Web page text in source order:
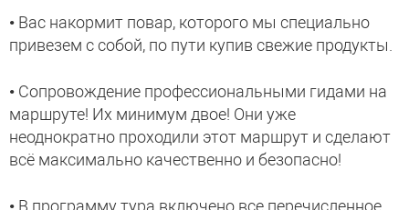
• Вас накормит повар, которого мы специально
привезем с собой, по пути купив свежие продукты.
• Сопровождение профессиональными гидами на
маршруте! Их минимум двое! Они уже
неоднократно проходили этот маршрут и сделают
всё максимально качественно и безопасно!
• В программу тура включено все перечисленное